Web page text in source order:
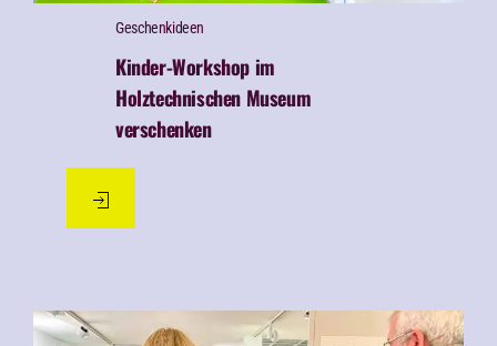
Geschenk­ideen
Kinder-Workshop im
Holztechnischen Museum
verschenken